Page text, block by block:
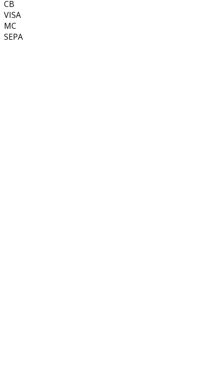
CB
VISA
MC
SEPA